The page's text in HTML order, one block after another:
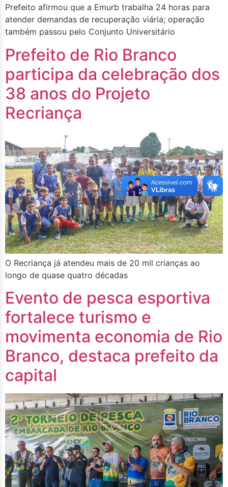
Prefeito afirmou que a Emurb trabalha 24 horas para
atender demandas de recuperação viária; operação
também passou pelo Conjunto Universitário
Prefeito de Rio Branco
participa da celebração dos
38 anos do Projeto
Recriança
O Recriança já atendeu mais de 20 mil crianças ao
longo de quase quatro décadas
Evento de pesca esportiva
fortalece turismo e
movimenta economia de Rio
Branco, destaca prefeito da
capital